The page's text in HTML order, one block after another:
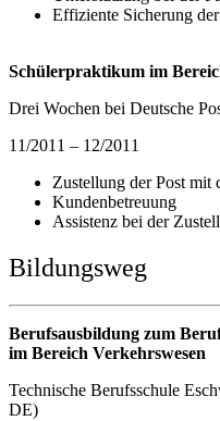
Effiziente Sicherung
Schülerpraktikum im
Drei Wochen bei Deutsche
11/2011 – 12/2011
Zustellung der Post mit
Kundenbetreuung
Assistenz bei der
Bildungsweg
Berufsausbildung zum
im Bereich Verkehrswesen
Technische Berufsschule
DE)